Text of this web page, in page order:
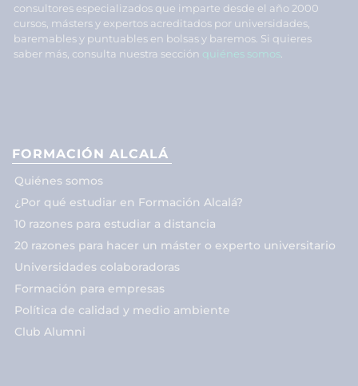
consultores especializados que imparte desde el año 2000
cursos, másters y expertos acreditados por universidades,
baremables y puntuables en bolsas y baremos. Si quieres
saber más, consulta nuestra sección quiénes somos
FORMACIÓN ALCALÁ
Quiénes somos
¿Por qué estudiar en Formación Alcalá?
10 razones para estudiar a distancia
20 razones para hacer un máster o experto universitario
Universidades colaboradoras
Formación para empresas
Política de calidad y medio ambiente
Club Alumni